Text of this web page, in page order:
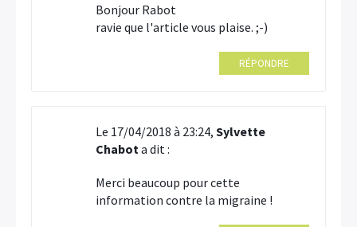
Bonjour Rabot
ravie que l'article vous plaise. ;-)
RÉPONDRE
Le 17/04/2018 à 23:24, Sylvette
Chabot a dit :
Merci beaucoup pour cette
information contre la migraine !